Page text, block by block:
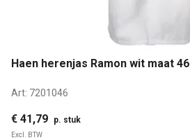
Haen herenjas Ramon wit maat 46
Art: 7201046
€ 41,79 p. stuk
Excl. BTW